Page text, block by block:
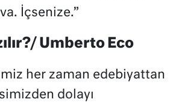
İçsenize.”
Umberto Eco
her zaman edebiyattan
dolayı